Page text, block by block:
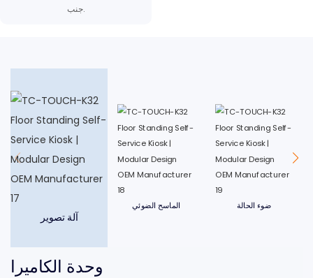
جنب.
آلة تصوير
الماسح الضوئي ضوء الحالة
وحدة الكاميرا